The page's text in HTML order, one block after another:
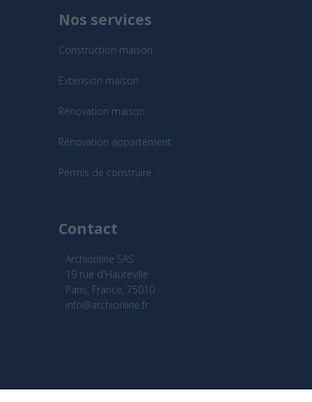
Nos services
Construction maison
Extension maison
Rénovation maison
Rénovation appartement
Permis de construire
Contact
Archionline SAS
19 rue d'Hauteville
Paris, France, 75010
info@archionline.fr